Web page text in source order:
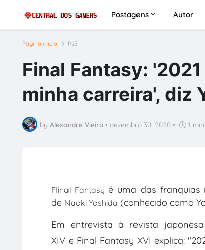
Postagens Autor
Página inicial Ps5
Final Fantasy:
minha carreira', diz
by Alexandre Vieira • dezembro 30, 2020 • 1
FIinal Fantasy é uma das franquias
de Naoki Yoshida (conhecido como
Em entrevista à revista japonesa
XIV e Final Fantasy XVI explica: